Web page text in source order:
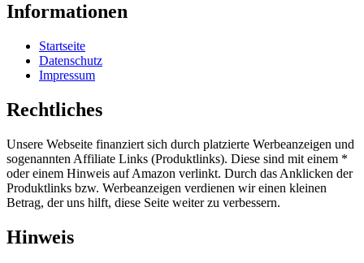
Informationen
Startseite
Datenschutz
Impressum
Rechtliches
Unsere Webseite finanziert sich durch platzierte Werbeanzeigen und
sogenannten Affiliate Links (Produktlinks). Diese sind mit einem *
oder einem Hinweis auf Amazon verlinkt. Durch das Anklicken der
Produktlinks bzw. Werbeanzeigen verdienen wir einen kleinen
Betrag, der uns hilft, diese Seite weiter zu verbessern.
Hinweis